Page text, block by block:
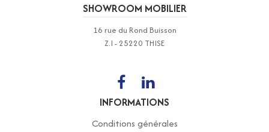
SHOWROOM MOBILIER
16 rue du Rond Buisson
Z.I - 25220 THISE
INFORMATIONS
Conditions générales